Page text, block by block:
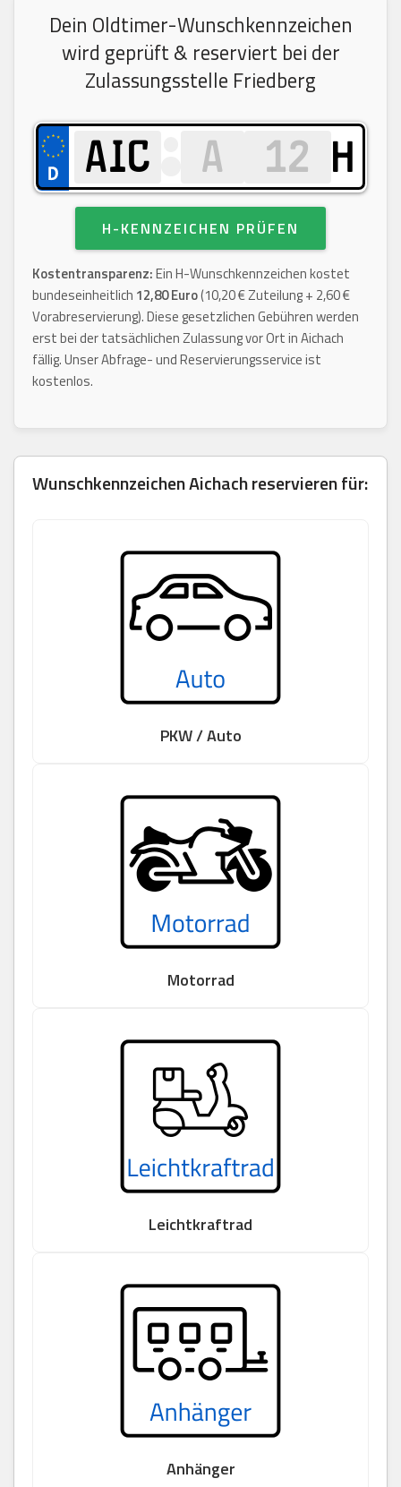
Dein Oldtimer-Wunschkennzeichen
wird geprüft & reserviert bei der
Zulassungsstelle Friedberg
H
H-KENNZEICHEN PRÜFEN
Kostentransparenz:Ein H-Wunschkennzeichen kostet
bundeseinheitlich 12,80 Euro(10,20 € Zuteilung + 2,60 €
Vorabreservierung). Diese gesetzlichen Gebühren werden
erst bei der tatsächlichen Zulassung vor Ort in Aichach
fällig. Unser Abfrage- und Reservierungsservice ist
kostenlos.
WunschkennzeichenAichachreservieren für:
PKW / Auto
Motorrad
Leichtkraftrad
Anhänger